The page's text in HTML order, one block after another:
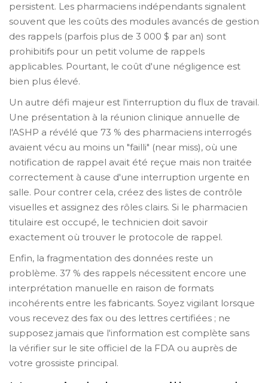
persistent. Les pharmaciens indépendants signalent
souvent que les coûts des modules avancés de gestion
des rappels (parfois plus de 3 000 $ par an) sont
prohibitifs pour un petit volume de rappels
applicables. Pourtant, le coût d'une négligence est
bien plus élevé.
Un autre défi majeur est l'interruption du flux de travail.
Une présentation à la réunion clinique annuelle de
l'ASHP a révélé que 73 % des pharmaciens interrogés
avaient vécu au moins un "failli" (near miss), où une
notification de rappel avait été reçue mais non traitée
correctement à cause d'une interruption urgente en
salle. Pour contrer cela, créez des listes de contrôle
visuelles et assignez des rôles clairs. Si le pharmacien
titulaire est occupé, le technicien doit savoir
exactement où trouver le protocole de rappel.
Enfin, la fragmentation des données reste un
problème. 37 % des rappels nécessitent encore une
interprétation manuelle en raison de formats
incohérents entre les fabricants. Soyez vigilant lorsque
vous recevez des fax ou des lettres certifiées ; ne
supposez jamais que l'information est complète sans
la vérifier sur le site officiel de la FDA ou auprès de
votre grossiste principal.